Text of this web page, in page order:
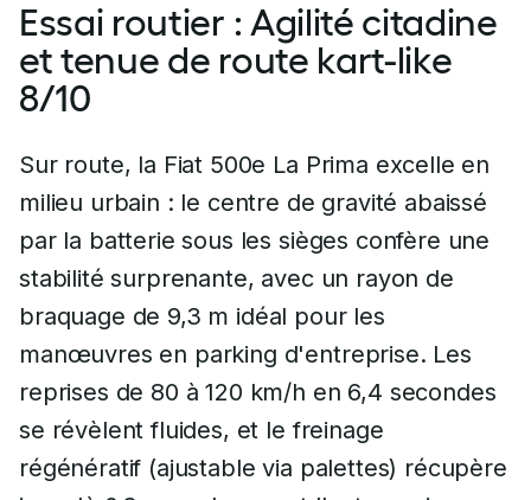
Essai routier : Agilité citadine
et tenue de route kart-like
8/10
Sur route, la Fiat 500e La Prima excelle en
milieu urbain : le centre de gravité abaissé
par la batterie sous les sièges confère une
stabilité surprenante, avec un rayon de
braquage de 9,3 m idéal pour les
manœuvres en parking d'entreprise. Les
reprises de 80 à 120 km/h en 6,4 secondes
se révèlent fluides, et le freinage
régénératif (ajustable via palettes) récupère